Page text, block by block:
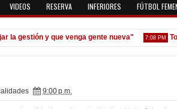
VIDEOS RESERVA INFERIORES FÚTBOL
y que venga gente nueva" 7:08 PM Todo
9:00 p.m.